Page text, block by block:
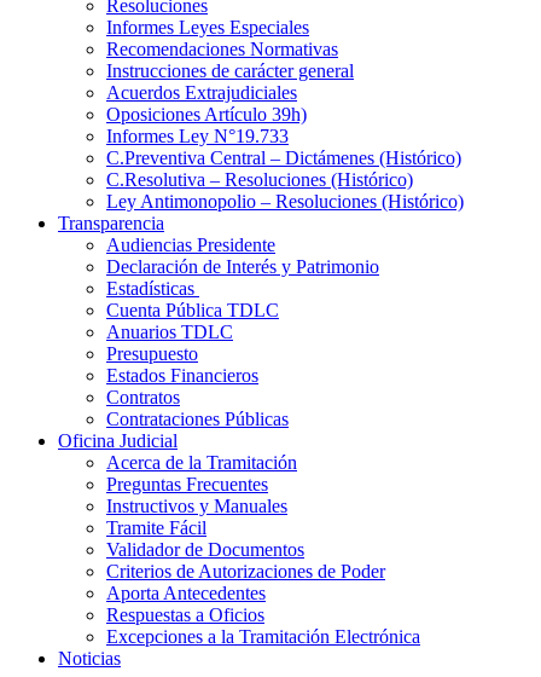
Resoluciones
Informes Leyes Especiales
Recomendaciones Normativas
Instrucciones de carácter general
Acuerdos Extrajudiciales
Oposiciones Artículo 39h)
Informes Ley N°19.733
C.Preventiva Central – Dictámenes (Histórico)
C.Resolutiva – Resoluciones (Histórico)
Ley Antimonopolio – Resoluciones (Histórico)
Transparencia
Audiencias Presidente
Declaración de Interés y Patrimonio
Estadísticas
Cuenta Pública TDLC
Anuarios TDLC
Presupuesto
Estados Financieros
Contratos
Contrataciones Públicas
Oficina Judicial
Acerca de la Tramitación
Preguntas Frecuentes
Instructivos y Manuales
Tramite Fácil
Validador de Documentos
Criterios de Autorizaciones de Poder
Aporta Antecedentes
Respuestas a Oficios
Excepciones a la Tramitación Electrónica
Noticias